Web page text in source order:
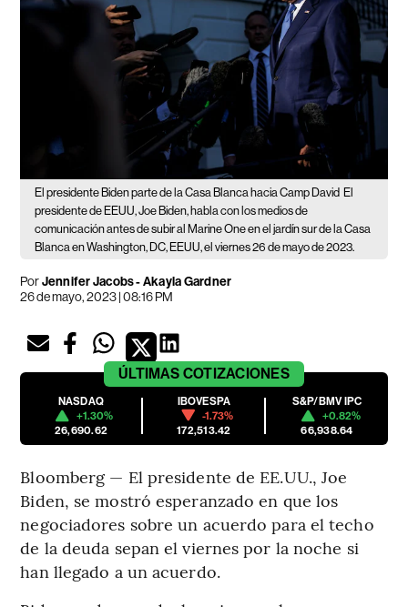
El presidente Biden parte de la Casa Blanca hacia Camp David El
presidente de EEUU, Joe Biden, habla con los medios de
comunicación antes de subir al Marine One en el jardín sur de la Casa
Blanca en Washington, DC, EEUU, el viernes 26 de mayo de 2023.
PorJennifer Jacobs - Akayla Gardner
26 de mayo, 2023 | 08:16 PM
ÚLTIMAS COTIZACIONES
NASDAQ
+1.30%
26,690.62
IBOVESPA
-1.73%
172,513.42
S&P/BMV IPC
+0.82%
66,938.64
Bloomberg — El presidente de EE.UU., Joe
Biden, se mostró esperanzado en que los
negociadores sobre un acuerdo para el techo
de la deuda sepan el viernes por la noche si
han llegado a un acuerdo.